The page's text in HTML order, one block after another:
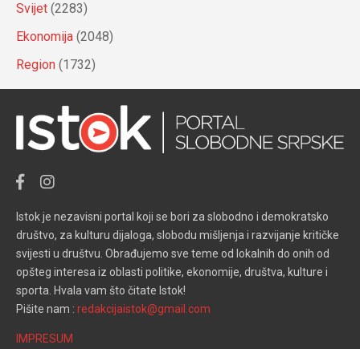
Svijet (2283)
Ekonomija (2048)
Region (1732)
Istok je nezavisni portal koji se bori za slobodno i demokratsko
društvo, za kulturu dijaloga, slobodu mišljenja i razvijanje kritičke
svijesti u društvu. Obrađujemo sve teme od lokalnih do onih od
opšteg interesa iz oblasti politike, ekonomije, društva, kulture i
sporta. Hvala vam što čitate Istok!
Pišite nam : redakcijaistok@gmail.com
IMPRESUM